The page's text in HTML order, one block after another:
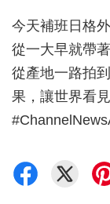
今天補班日格
從一大早就帶
從產地一路拍
果，讓世界看